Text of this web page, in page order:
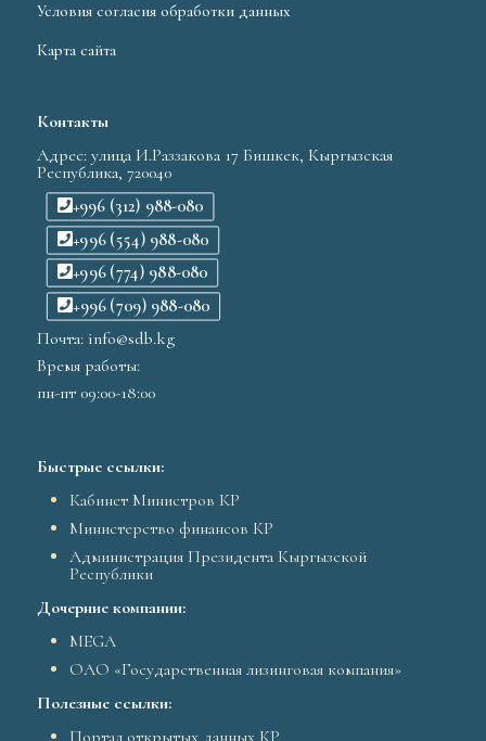
Условия согласия обработки данных
Карта сайта
Контакты
Адрес: улица И.Раззакова 17 Бишкек, Кыргызская
Республика, 720040
+996 (312) 988-080
+996 (554) 988-080
+996 (774) 988-080
+996 (709) 988-080
Почта: info@sdb.kg
Время работы:
пн-пт 09:00-18:00
Быстрые ссылки:
Кабинет Министров КР
Министерство финансов КР
Администрация Президента Кыргызской
Республики
Дочерние компании:
MEGA
ОАО «Государственная лизинговая компания»
Полезные ссылки: